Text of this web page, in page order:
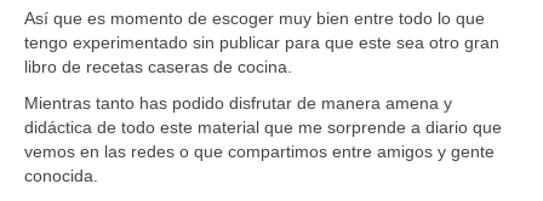
Así que es momento de escoger muy bien entre todo lo que
tengo experimentado sin publicar para que este sea otro gran
libro de recetas caseras de cocina.
Mientras tanto has podido disfrutar de manera amena y
didáctica de todo este material que me sorprende a diario que
vemos en las redes o que compartimos entre amigos y gente
conocida.